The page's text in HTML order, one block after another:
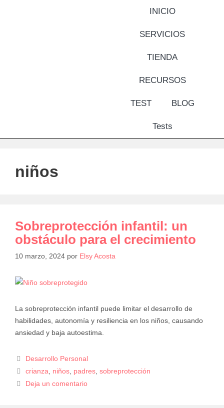
INICIO
SERVICIOS
TIENDA
RECURSOS
TEST BLOG
Tests
niños
Sobreprotección infantil: un
obstáculo para el crecimiento
10 marzo, 2024 por Elsy Acosta
La sobreprotección infantil puede limitar el desarrollo de
habilidades, autonomía y resiliencia en los niños, causando
ansiedad y baja autoestima.
Desarrollo Personal
crianza
niños padres ,sobreprotección
Deja un comentario